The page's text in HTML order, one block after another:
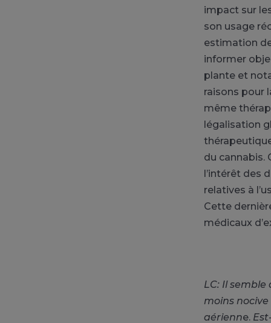
impact sur
son usage
estimation
informer
plante et
raisons pour
même
légalisation
du cannabis.
l’intérêt des
relatives à
Cette
médicaux
LC: Il
moins
aérienne.